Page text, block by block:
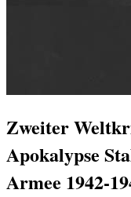
Zweiter
Apokalypse
Armee 1942-